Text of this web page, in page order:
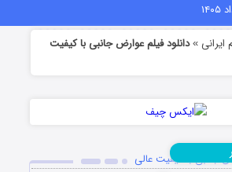
ایرانی »دانلود فیلم عوارض جانبی با کیفیت
جانبی با کیفیت عالی